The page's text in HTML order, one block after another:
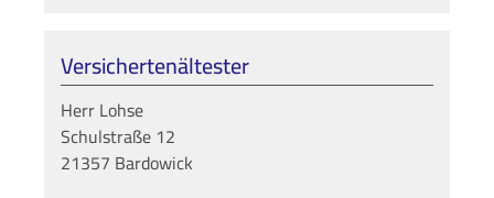
Versichertenältester
Herr Lohse
Schulstraße 12
21357 Bardowick